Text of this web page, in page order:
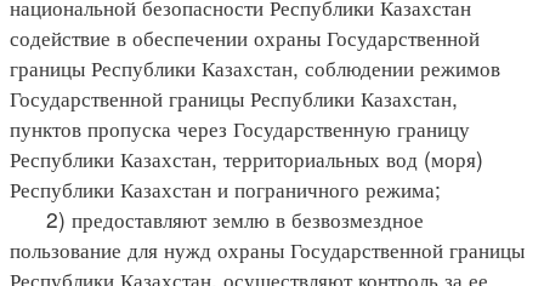
национальной безопасности Республики Казахстан
содействие в обеспечении охраны Государственной
границы Республики Казахстан, соблюдении режимов
Государственной границы Республики Казахстан,
пунктов пропуска через Государственную границу
Республики Казахстан, территориальных вод (моря)
Республики Казахстан и пограничного режима;
2) предоставляют землю в безвозмездное
пользование для нужд охраны Государственной границы
Республики Казахстан, осуществляют контроль за ее